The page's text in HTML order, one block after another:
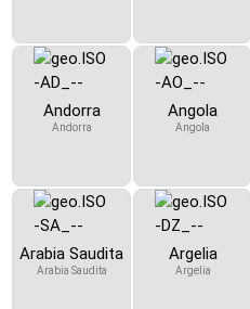
Andorra
Andorra
Angola
Angola
Arabia Saudita
Arabia Saudita
Argelia
Argelia